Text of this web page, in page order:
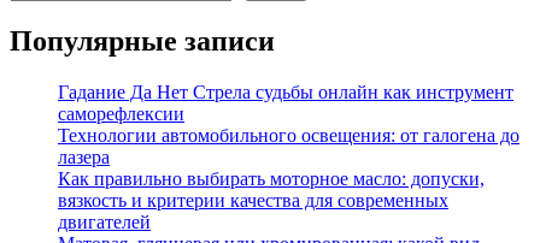
Популярные записи
Гадание Да Нет Стрела судьбы онлайн как инструмент
саморефлексии
Технологии автомобильного освещения: от галогена до
лазера
Как правильно выбирать моторное масло: допуски,
вязкость и критерии качества для современных
двигателей